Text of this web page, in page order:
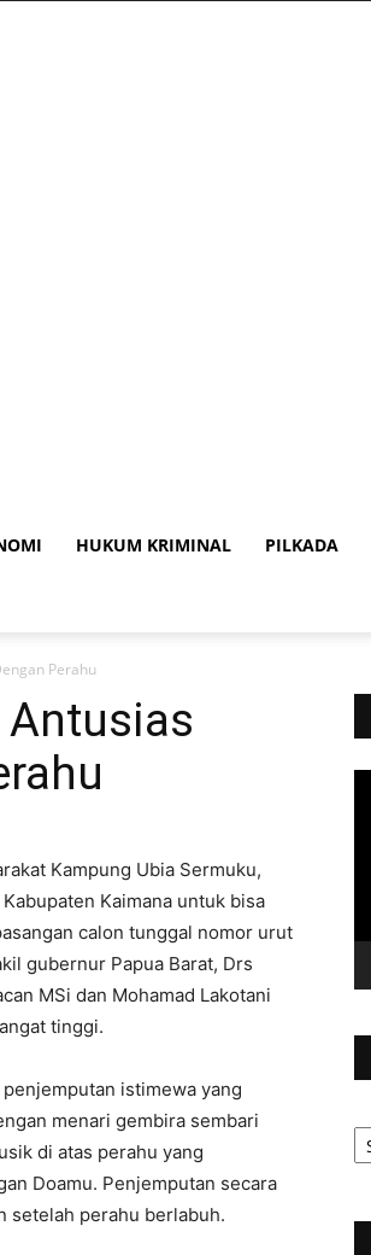
HUKUM KRIMINAL PILKADA
Perahu
Antusias
Kampung Ubia Sermuku,
Kaimana untuk bisa
calon tunggal nomor urut
gubernur Papua Barat, Drs
MSi dan Mohamad Lakotani
tinggi.
istimewa yang
menari gembira sembari
di atas perahu yang
Doamu. Penjemputan secara
setelah perahu berlabuh.